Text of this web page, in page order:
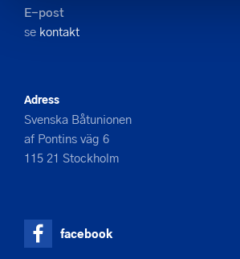
E-post
se kontakt
Adress
Svenska Båtunionen
af Pontins väg 6
115 21 Stockholm
facebook